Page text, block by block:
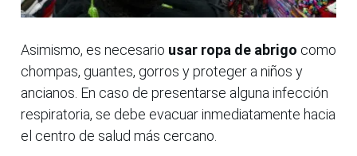
Asimismo, es necesario usar ropa de abrigo como
chompas, guantes, gorros y proteger a niños y
ancianos. En caso de presentarse alguna infección
respiratoria, se debe evacuar inmediatamente hacia
el centro de salud más cercano.